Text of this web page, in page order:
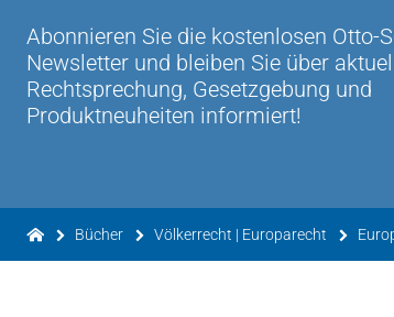
Abonnieren Sie die kostenlosen Otto-
Newsletter und bleiben Sie über
Rechtsprechung, Gesetzgebung und
Produktneuheiten informiert!
Bücher Völkerrecht | Europarecht